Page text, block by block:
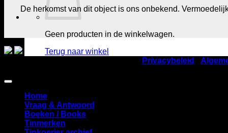
Geen producten in de winkelwagen.
Terug naar winkel
De herkomst van dit object is ons onbekend.
Privacybeleid
Home
Vraag & Antwoord
Boeken / Books
Tinmerken